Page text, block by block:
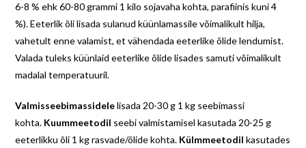
6-8 % ehk 60-80 grammi 1 kilo sojavaha kohta, parafiinis kuni 4
%). Eeterlik õli lisada sulanud küünlamassile võimalikult hilja,
vahetult enne valamist, et vähendada eeterlike õlide lendumist.
Valada tuleks küünlaid eeterlike õlide lisades samuti võimalikult
madalal temperatuuril.
Valmisseebimassidelelisada 20-30 g 1 kg seebimassi
kohta. Kuummeetodil seebi valmistamisel kasutada 20-25 g
eeterlikku õli 1 kg rasvade/õlide kohta. Külmmeetodil kasutades